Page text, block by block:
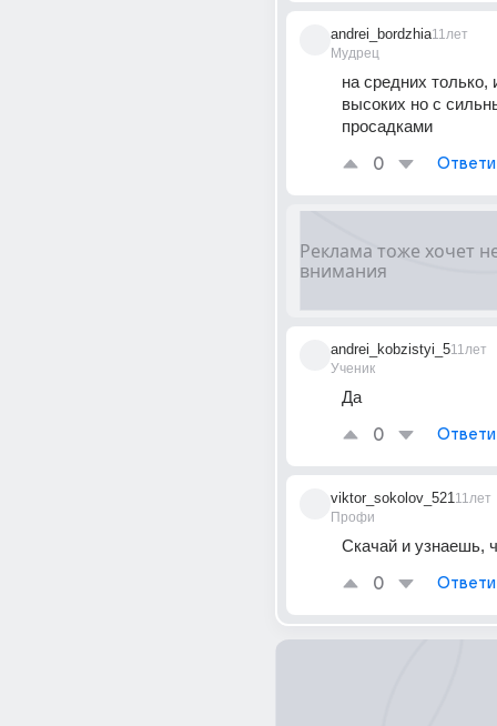
andrei_bordzhia
Мудрец
11лет
на средних только,
высоких но с
просадками
0
andrei_kobzistyi_5
Ученик
11лет
Да
0
viktor_sokolov_521
Профи
11лет
Скачай и узнаешь,
0